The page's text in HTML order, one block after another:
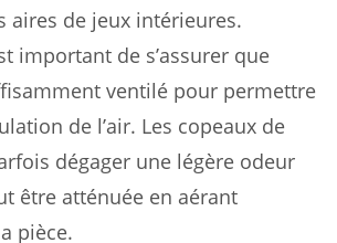
aires de jeux intérieures.
important de s’assurer que
ventilé pour permettre
de l’air. Les copeaux de
dégager une légère odeur
être atténuée en aérant
pièce.